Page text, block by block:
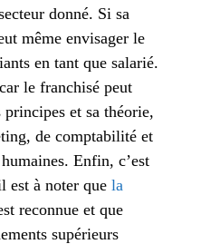
donné. Si sa
même envisager le
en tant que salarié.
le franchisé peut
et sa théorie,
de comptabilité et
Enfin, c’est
à noter que la
reconnue et que
supérieurs